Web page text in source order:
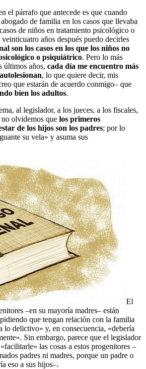
el párrafo que antecede es que cuando
de familia en los casos que llevaba
de niños en tratamiento psicológico o
años después puedo decirles
son los casos en los que los niños no
o psiquiátrico. Pero lo más
últimos años, cada día me encuentro más
, lo que quiere decir, mis
que estarán de acuerdo conmigo– que
bien los adultos.
al legislador, a los jueces, a los fiscales,
olvidemos que los primeros
de los hijos son los padres; por lo
su vela» y asuma sus
El
–en su mayoría madres– están
que tengan relación con la familia
lo delictivo» y, en consecuencia, «debería
Sin embargo, parece que el legislador
las cosas a estos progenitores –
padres ni madres, porque un padre o
eso a sus hijos–.